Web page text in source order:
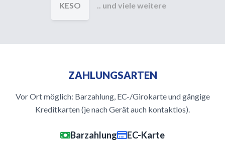
KESO .. und viele weitere
ZAHLUNGSARTEN
Vor Ort möglich: Barzahlung, EC-/Girokarte und gängige
Kreditkarten (je nach Gerät auch kontaktlos).
Barzahlung EC-Karte